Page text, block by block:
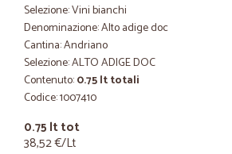
Selezione: Vini bianchi
Denominazione: Alto adige doc
Cantina: Andriano
Selezione: ALTO ADIGE DOC
Contenuto:0.75 lt totali
Codice: 1007410
0.75 lt tot
38,52 €/Lt